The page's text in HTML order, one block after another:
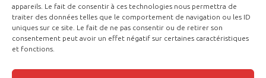
appareils. Le fait de consentir à ces technologies nous permettra de
traiter des données telles que le comportement de navigation ou les ID
uniques sur ce site. Le fait de ne pas consentir ou de retirer son
consentement peut avoir un effet négatif sur certaines caractéristiques
et fonctions.